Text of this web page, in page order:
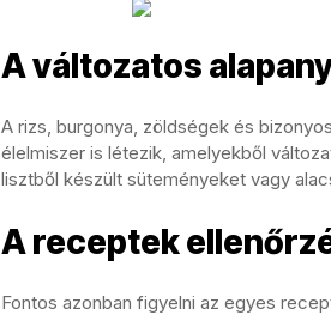
A változatos
A rizs, burgonya, zöldségek és
élelmiszer is létezik, amelyekből
lisztből készült süteményeket vagy
A receptek
Fontos azonban figyelni az egyes